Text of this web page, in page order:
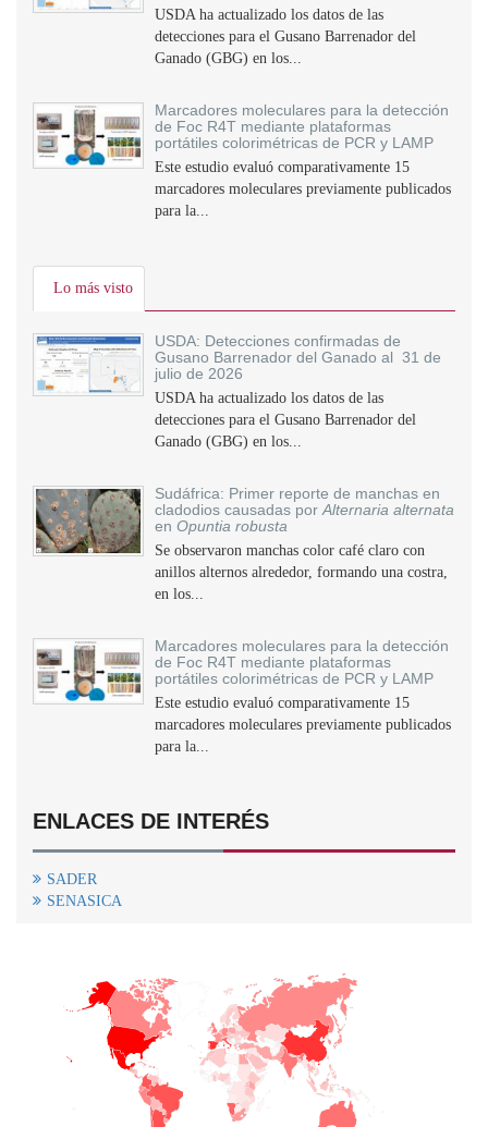
USDA ha actualizado los datos de las
detecciones para el Gusano Barrenador del
Ganado (GBG) en los...
Marcadores moleculares para la detección
de Foc R4T mediante plataformas
portátiles colorimétricas de PCR y LAMP
Este estudio evaluó comparativamente 15
marcadores moleculares previamente publicados
para la...
Lo más visto
USDA: Detecciones confirmadas de
Gusano Barrenador del Ganado al 31 de
julio de 2026
USDA ha actualizado los datos de las
detecciones para el Gusano Barrenador del
Ganado (GBG) en los...
Sudáfrica: Primer reporte de manchas en
cladodios causadas por Alternaria alternata
en Opuntia robusta
Se observaron manchas color café claro con
anillos alternos alrededor, formando una costra,
en los...
Marcadores moleculares para la detección
de Foc R4T mediante plataformas
portátiles colorimétricas de PCR y LAMP
Este estudio evaluó comparativamente 15
marcadores moleculares previamente publicados
para la...
ENLACES DE INTERÉS
SADER
SENASICA